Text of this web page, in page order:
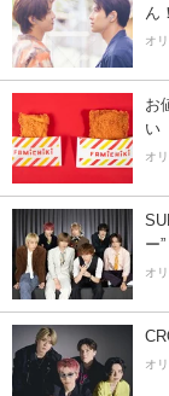
ん！
オ
お
い
オ
ー”
オ
オ